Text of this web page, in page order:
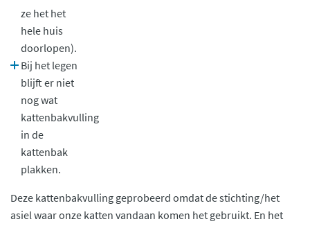
ze het het
hele huis
doorlopen).
Bij het legen
blijft er niet
nog wat
kattenbakvulling
in de
kattenbak
plakken.
Deze kattenbakvulling geprobeerd omdat de stichting/het
asiel waar onze katten vandaan komen het gebruikt. En het